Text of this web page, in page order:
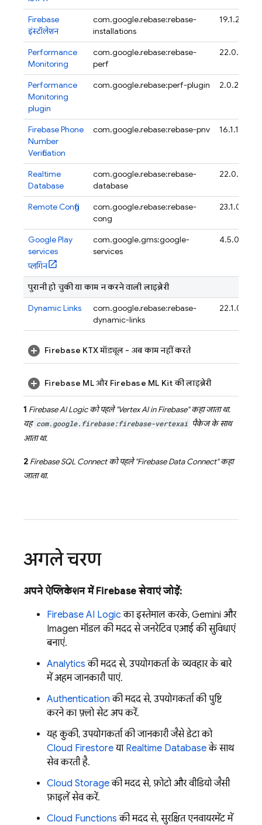
Firebase
इंस्टॉलेशन
com.google.firebase:firebase-
installations
19.1.2
Performance
Monitoring
com.google.firebase:firebase-
perf
22.0.6
Performance
Monitoring
plugin
com.google.firebase:perf-plugin 2.0.2
Firebase Phone
Number
Verification
com.google.firebase:firebase-pnv 16.1.1
Realtime
Database
com.google.firebase:firebase-
database
22.0.1
Remote Config
com.google.firebase:firebase-
config
23.1.0
Google Play
services
प्लगिन
com.google.gms:google-
services
4.5.0
पुरानी हो चुकी या काम न करने वाली लाइब्रेरी
Dynamic Links
com.google.firebase:firebase-
dynamic-links
22.1.0
Firebase KTX मॉड्यूल - अब काम नहीं करते
Firebase ML और Firebase ML Kit की लाइब्रेरी
1 Firebase AI Logicको पहले "Vertex AI in Firebase" कहा जाता था.
यह com.google.firebase:firebase-vertexai पैकेज के साथ
आता था.
2 Firebase SQL Connectको पहले "Firebase Data Connect" कहा
जाता था.
अगले चरण
अपने ऐप्लिकेशन में Firebase सेवाएं जोड़ें:
Firebase AI Logicका इस्तेमाल करके, Gemini और
Imagen मॉडल की मदद से जनरेटिव एआई की सुविधाएं
बनाएं.
Analytics की मदद से, उपयोगकर्ता के व्यवहार के बारे
में अहम जानकारी पाएं.
Authentication की मदद से, उपयोगकर्ता की पुष्टि
करने का फ़्लो सेट अप करें.
यह कुकी, उपयोगकर्ता की जानकारी जैसे डेटा को
Cloud Firestoreया Realtime Databaseके साथ
सेव करती है.
Cloud Storageकी मदद से, फ़ोटो और वीडियो जैसी
फ़ाइलें सेव करें.
Cloud Functions की मदद से, सुरक्षित एनवायरमेंट में